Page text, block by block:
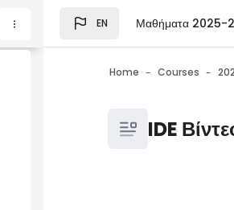
EN Μαθήματα 2025-
Home Courses
Blocks
IDE